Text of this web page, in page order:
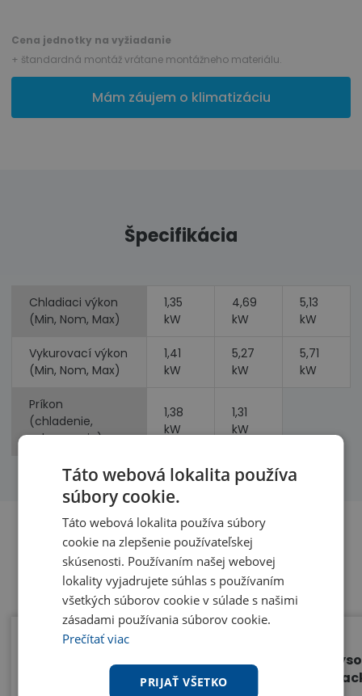
Cena jednotky na vyžiadanie
+ štandardná montáž vrátane montážneho materiálu.
Mám záujem o klimatizáciu
Špecifikácia
Chladiaci výkon
(Min, Nom, Max)
1,35
kW
4,69
kW
5,13
kW
Vykurovací výkon
(Min, Nom, Max)
1,41
kW
5,27
kW
5,71
kW
Príkon
(chladenie,
vykurovanie)
1,38
kW
1,31
kW
Benefity
Jedna vonkajšia jednotka - 2
vnútorné jednotky
Táto webová lokalita používa
súbory cookie.
Táto webová lokalita používa súbory
cookie na zlepšenie používateľskej
skúsenosti. Používaním našej webovej
lokality vyjadrujete súhlas s používaním
všetkých súborov cookie v súlade s našimi
zásadami používania súborov cookie.
Prečítať viac
PRIJAŤ VŠETKO